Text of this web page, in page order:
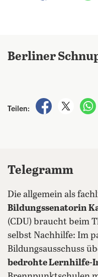
Berliner
Teilen:
auf auf X
Telegramm
Die allgemein als
Bildungssenatorin
(CDU) braucht beim
selbst Nachhilfe: Im
Bildungsausschuss
bedrohte Lernhilfe-